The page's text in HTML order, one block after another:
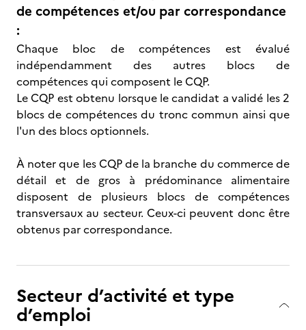
de compétences et/ou par correspondance
:
Chaque bloc de compétences est évalué
indépendamment des autres blocs de
compétences qui composent le CQP.
Le CQP est obtenu lorsque le candidat a validé les 2
blocs de compétences du tronc commun ainsi que
l'un des blocs optionnels.
À noter que les CQP de la branche du commerce de
détail et de gros à prédominance alimentaire
disposent de plusieurs blocs de compétences
transversaux au secteur. Ceux-ci peuvent donc être
obtenus par correspondance.
Secteur d’activité et type
d’emploi